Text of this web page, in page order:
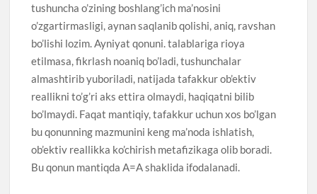
tushuncha o’zining boshlang’ich ma’nosini
o’zgartirmasligi, aynan saqlanib qolishi, aniq, ravshan
bo’lishi lozim. Ayniyat qonuni. talablariga rioya
etilmasa, fikrlash noaniq bo’ladi, tushunchalar
almashtirib yuboriladi, natijada tafakkur ob’ektiv
reallikni to’g’ri aks ettira olmaydi, haqiqatni bilib
bo’lmaydi. Faqat mantiqiy, tafakkur uchun xos bo’lgan
bu qonunning mazmunini keng ma’noda ishlatish,
ob’ektiv reallikka ko’chirish metafizikaga olib boradi.
Bu qonun mantiqda A=A shaklida ifodalanadi.